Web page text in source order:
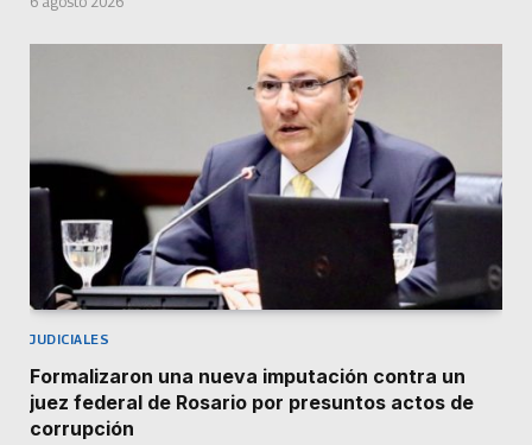
JUDICIALES
Formalizaron una nueva imputación contra un
juez federal de Rosario por presuntos actos de
corrupción